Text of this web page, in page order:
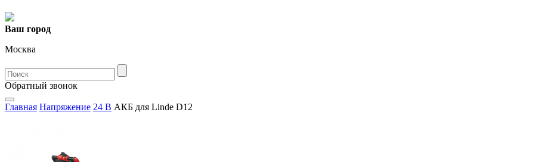
Ваш город
Москва
Oбратный звонок
Главная Напряжение 24 В АКБ для Linde D12